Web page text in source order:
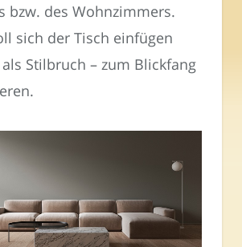
bzw. des Wohnzimmers.
sich der Tisch einfügen
Stilbruch – zum Blickfang